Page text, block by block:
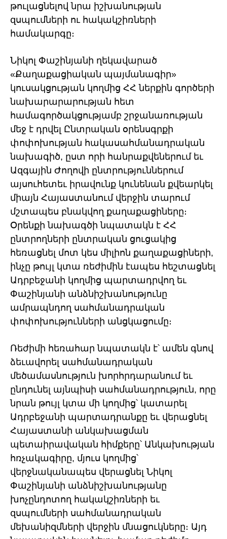
թուլացնելով նրա իշխանության
զսպումների ու հակակշիռների
համակարգը։
Նիկոլ Փաշինյանի ղեկավարած
«Քաղաքացիական պայմանագիր»
կուսակցության կողմից ՀՀ ներքին գործերի
նախարարարության հետ
համագործակցությամբ շրջանառության
մեջ է դրվել Ընտրական օրենսգրքի
փոփոխության հակասահմանադրական
նախագիծ, ըստ որի հանրաքվեներում եւ
Ազգային Ժողովի ընտրություններում
այսուհետեւ իրավունք կունենան քվեարկել
միայն Հայաստանում վերջին տարում
մշտապես բնակվող քաղաքացիները։
Օրենքի նախագծի նպատակն է ՀՀ
ընտրողների ընտրական ցուցակից
հեռացնել մոտ կես միլիոն քաղաքացիների,
ինչը թույլ կտա ռեժիմին էապես հեշտացնել
Ադրբեջանի կողմից պարտադրվող եւ
Փաշինյանի անձնիշխանությունը
ամրապնդող սահմանադրական
փոփոխությունների անցկացումը։
Ռեժիմի հեռահար նպատակն է՝ ամեն գնով
ձեւավորել սահմանադրական
մեծամասնություն խորհրդարանում եւ
ընդունել այնպիսի սահմանադրություն, որը
նրան թույլ կտա մի կողմից՝ կատարել
Ադրբեջանի պարտադրանքը եւ վերացնել
Հայաստանի անկախացման
պետաիրավական հիմքերը՝ Անկախության
հռչակագիրը, մյուս կողմից՝
վերջնականապես վերացնել Նիկոլ
Փաշինյանի անձնիշխանությանը
խոչընդոտող հակակշիռների եւ
զսպումների սահմանադրական
մեխանիզմների վերջին մնացուկները։ Այդ